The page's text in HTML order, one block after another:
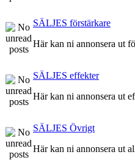
SÄLJES förstärkare
Här kan ni annonsera ut
SÄLJES effekter
Här kan ni annonsera ut
SÄLJES Övrigt
Här kan ni annonsera ut